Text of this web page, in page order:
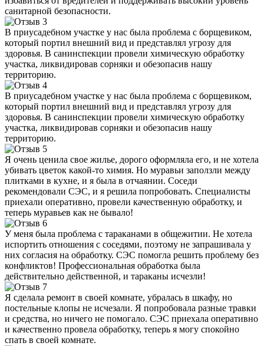
санитарной безопасности.
В приусадебном участке у нас была проблема с борщевиком,
который портил внешний вид и представлял угрозу для
здоровья. В санинспекции провели химическую обработку
участка, ликвидировав сорняки и обезопасив нашу
территорию.
В приусадебном участке у нас была проблема с борщевиком,
который портил внешний вид и представлял угрозу для
здоровья. В санинспекции провели химическую обработку
участка, ликвидировав сорняки и обезопасив нашу
территорию.
Я очень ценила свое жилье, дорого оформляла его, и не хотела
убивать цветок какой-то химия. Но муравьи заползли между
плитками в кухне, и я была в отчаянии. Соседи
рекомендовали СЭС, и я решила попробовать. Специалисты
приехали оперативно, провели качественную обработку, и
теперь муравьев как не бывало!
У меня была проблема с тараканами в общежитии. Не хотела
испортить отношения с соседями, поэтому не запрашивала у
них согласия на обработку. СЭС помогла решить проблему без
конфликтов! Профессиональная обработка была
действительно действенной, и тараканы исчезли!
Я сделала ремонт в своей комнате, убралась в шкафу, но
постельные клопы не исчезали. Я попробовала разные травки
и средства, но ничего не помогало. СЭС приехала оперативно
и качественно провела обработку, теперь я могу спокойно
спать в своей комнате.